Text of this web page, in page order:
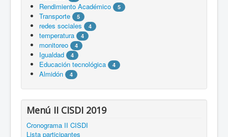
Rendimiento Académico 5
Transporte 5
redes sociales 4
temperatura 4
monitoreo 4
Igualdad 4
Educación tecnológica 4
Almidón 4
Menú II CISDI 2019
Cronograma II CISDI
Lista participantes